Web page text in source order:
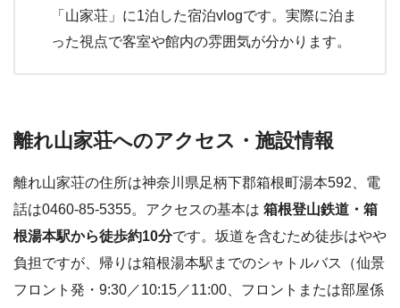
「山家荘」に1泊した宿泊vlogです。実際に泊ま
った視点で客室や館内の雰囲気が分かります。
離れ山家荘へのアクセス・施設情報
離れ山家荘の住所は神奈川県足柄下郡箱根町湯本592、電
話は0460-85-5355。アクセスの基本は 箱根登山鉄道・箱
根湯本駅から徒歩約10分です。坂道を含むため徒歩はやや
負担ですが、帰りは箱根湯本駅までのシャトルバス（仙景
フロント発・9:30／10:15／11:00、フロントまたは部屋係